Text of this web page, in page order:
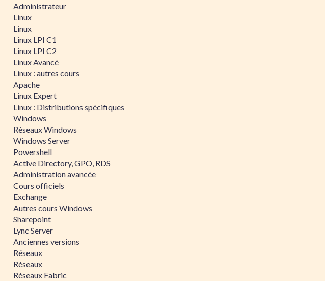
Administrateur
Linux
Linux
Linux LPI C1
Linux LPI C2
Linux Avancé
Linux : autres cours
Apache
Linux Expert
Linux : Distributions spécifiques
Windows
Réseaux Windows
Windows Server
Powershell
Active Directory, GPO, RDS
Administration avancée
Cours officiels
Exchange
Autres cours Windows
Sharepoint
Lync Server
Anciennes versions
Réseaux
Réseaux
Réseaux Fabric